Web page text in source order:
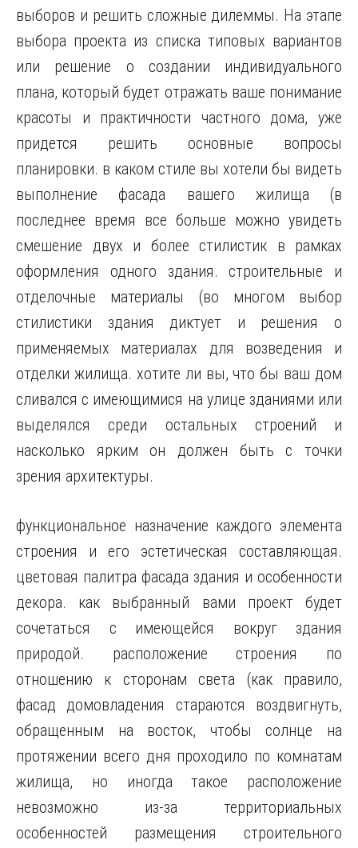
выборов и решить сложные дилеммы. На этапе
выбора проекта из списка типовых вариантов
или решение о создании индивидуального
плана, который будет отражать ваше понимание
красоты и практичности частного дома, уже
придется решить основные вопросы
планировки. в каком стиле вы хотели бы видеть
выполнение фасада вашего жилища (в
последнее время все больше можно увидеть
смешение двух и более стилистик в рамках
оформления одного здания. строительные и
отделочные материалы (во многом выбор
стилистики здания диктует и решения о
применяемых материалах для возведения и
отделки жилища. хотите ли вы, что бы ваш дом
сливался с имеющимися на улице зданиями или
выделялся среди остальных строений и
насколько ярким он должен быть с точки
зрения архитектуры.
функциональное назначение каждого элемента
строения и его эстетическая составляющая.
цветовая палитра фасада здания и особенности
декора. как выбранный вами проект будет
сочетаться с имеющейся вокруг здания
природой. расположение строения по
отношению к сторонам света (как правило,
фасад домовладения стараются воздвигнуть,
обращенным на восток, чтобы солнце на
протяжении всего дня проходило по комнатам
жилища, но иногда такое расположение
невозможно из-за территориальных
особенностей размещения строительного